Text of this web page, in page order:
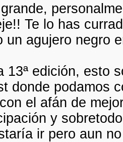
Te lo has
un agujero negro
13ª edición, esto
donde podamos
el afán de
y
ir pero aun